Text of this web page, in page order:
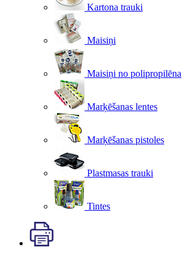
Kartona trauki
Maisiņi
Maisiņi no polipropilēna
Marķēšanas lentes
Marķēšanas pistoles
Plastmasas trauki
Tintes